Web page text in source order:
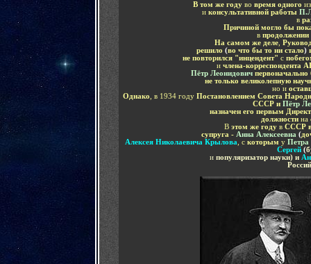
В том же году во время одного
иконсультативной работы
в
Причиной могло бы
в продолжении
На самом же деле
решило (во что бы то ни стало)
не повторился "инцендент" с
и члена-корреспондента
Пётр Леонидович первоначально
не только великолепную
но и
Однако , в 1934 году Постановлением Совета
СССР иПётр
назначен его первым
должности на
В этом же году в СССР
супруга - Анна Алексеевна (
Алексея Николаевича Крылова , с которым у Петра
Сергей (
и популяризатор науки) и